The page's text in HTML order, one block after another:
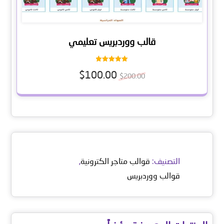
قالب ووردبريس تعليمي
5.00
من 5
$200.00
$100.00
التصنيف: قوالب متاجر الكترونية,
قوالب ووردبريس